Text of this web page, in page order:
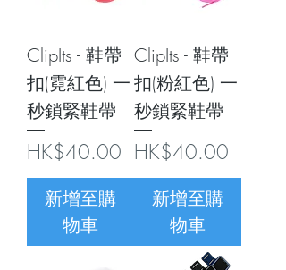
ClipIts - 鞋帶
扣(霓紅色) 一
秒鎖緊鞋帶
價格
HK$40.00
新增至購
物車
ClipIts - 鞋帶
扣(粉紅色) 一
秒鎖緊鞋帶
價格
HK$40.00
新增至購
物車